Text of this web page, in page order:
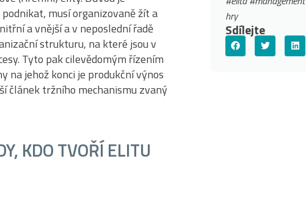
musí organizovaně žít a
a vnější a v neposlední řadě
strukturu, na které jsou v
Tyto pak cilevědomým řízením
na jehož konci je produkční výnos
článek tržního mechanismu zvaný
KDO TVOŘÍ ELITU
hry
Sdílejte